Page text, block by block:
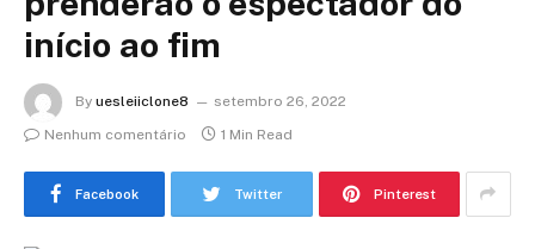
início ao fim
By uesleiiclone8
setembro 26, 2022
Nenhum comentário
1 Min Read
Facebook Twitter Pinterest